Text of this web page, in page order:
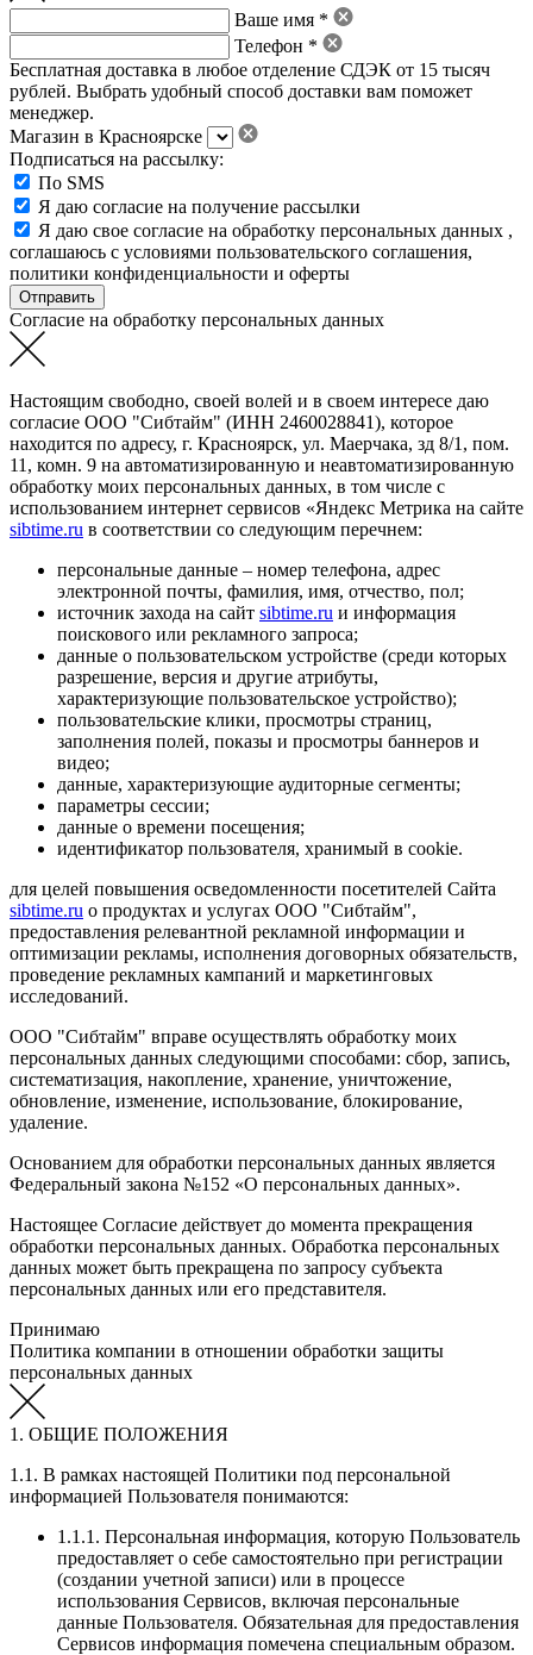
Ваше имя *
Телефон *
Бесплатная доставка в любое отделение СДЭК от 15 тысяч
рублей. Выбрать удобный способ доставки вам поможет
менеджер.
Магазин в Красноярске
Подписаться на рассылку:
По SMS
Я даю согласие на получение рассылки
Я даю свое согласие на обработку персональных данных ,
соглашаюсь с условиями пользовательского соглашения,
политики конфиденциальности и оферты
Согласие на обработку персональных данных
Настоящим свободно, своей волей и в своем интересе даю
согласие ООО "Сибтайм" (ИНН 2460028841), которое
находится по адресу, г. Красноярск, ул. Маерчака, зд 8/1, пом.
11, комн. 9 на автоматизированную и неавтоматизированную
обработку моих персональных данных, в том числе с
использованием интернет сервисов «Яндекс Метрика на сайте
sibtime.ru в соответствии со следующим перечнем:
персональные данные – номер телефона, адрес
электронной почты, фамилия, имя, отчество, пол;
источник захода на сайт sibtime.ru и информация
поискового или рекламного запроса;
данные о пользовательском устройстве (среди которых
разрешение, версия и другие атрибуты,
характеризующие пользовательское устройство);
пользовательские клики, просмотры страниц,
заполнения полей, показы и просмотры баннеров и
видео;
данные, характеризующие аудиторные сегменты;
параметры сессии;
данные о времени посещения;
идентификатор пользователя, хранимый в cookie.
для целей повышения осведомленности посетителей Сайта
sibtime.ru о продуктах и услугах ООО "Сибтайм",
предоставления релевантной рекламной информации и
оптимизации рекламы, исполнения договорных обязательств,
проведение рекламных кампаний и маркетинговых
исследований.
ООО "Сибтайм" вправе осуществлять обработку моих
персональных данных следующими способами: сбор, запись,
систематизация, накопление, хранение, уничтожение,
обновление, изменение, использование, блокирование,
удаление.
Основанием для обработки персональных данных является
Федеральный закона №152 «О персональных данных».
Настоящее Согласие действует до момента прекращения
обработки персональных данных. Обработка персональных
данных может быть прекращена по запросу субъекта
персональных данных или его представителя.
Принимаю
Политика компании в отношении обработки защиты
персональных данных
1. ОБЩИЕ ПОЛОЖЕНИЯ
1.1. В рамках настоящей Политики под персональной
информацией Пользователя понимаются:
1.1.1. Персональная информация, которую Пользователь
предоставляет о себе самостоятельно при регистрации
(создании учетной записи) или в процессе
использования Сервисов, включая персональные
данные Пользователя. Обязательная для предоставления
Сервисов информация помечена специальным образом.